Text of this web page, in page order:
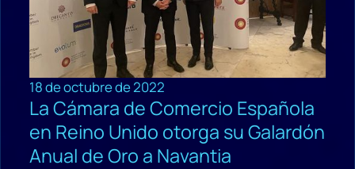
18 de octubre de 2022
La Cámara de Comercio Española
en Reino Unido otorga su Galardón
Anual de Oro a Navantia